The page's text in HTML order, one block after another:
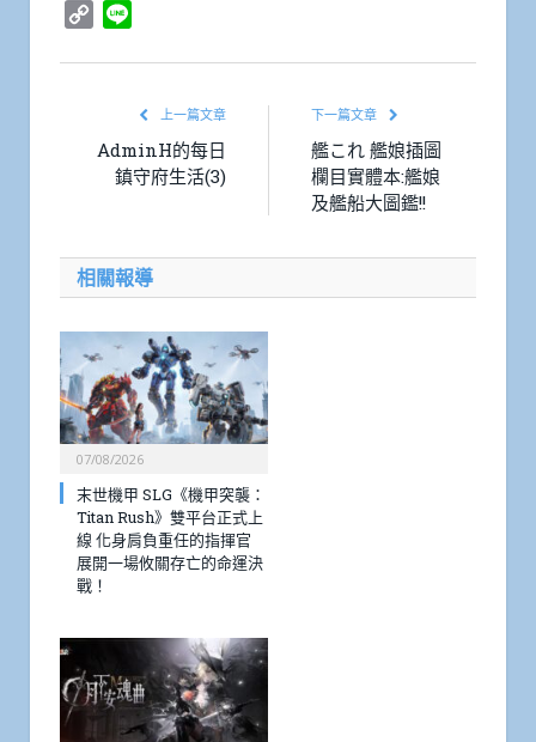
Copy
上一篇文章
AdminH的每日
鎮守府生活(3)
下一篇文章
艦これ 艦娘插圖
欄目實體本:艦娘
及艦船大圖鑑!!
相關報導
07/08/2026
末世機甲 SLG《機甲突襲：
Titan Rush》雙平台正式上
線 化身肩負重任的指揮官
展開一場攸關存亡的命運決
戰！